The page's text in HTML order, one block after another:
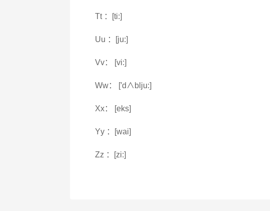
Tt ：[ti:]
Uu ：[ju:]
Vv： [vi:]
Ww： [′d∧blju:]
Xx： [eks]
Yy ：[wai]
Zz ：[zi:]